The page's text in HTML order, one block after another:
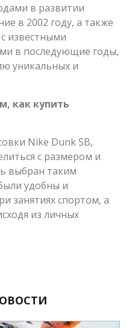
в развитии
в 2002 году, а также
известными
в последующие годы,
уникальных и
как купить
Nike Dunk SB,
с размером и
выбран таким
удобны и
занятиях спортом, а
из личных